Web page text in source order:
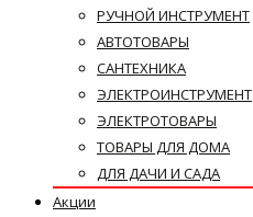
РУЧНОЙ ИНСТРУМЕНТ
АВТОТОВАРЫ
САНТЕХНИКА
ЭЛЕКТРОИНСТРУМЕНТ
ЭЛЕКТРОТОВАРЫ
ТОВАРЫ ДЛЯ ДОМА
ДЛЯ ДАЧИ И САДА
Акции